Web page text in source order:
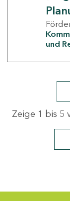
und
Zeige 1 bis 5